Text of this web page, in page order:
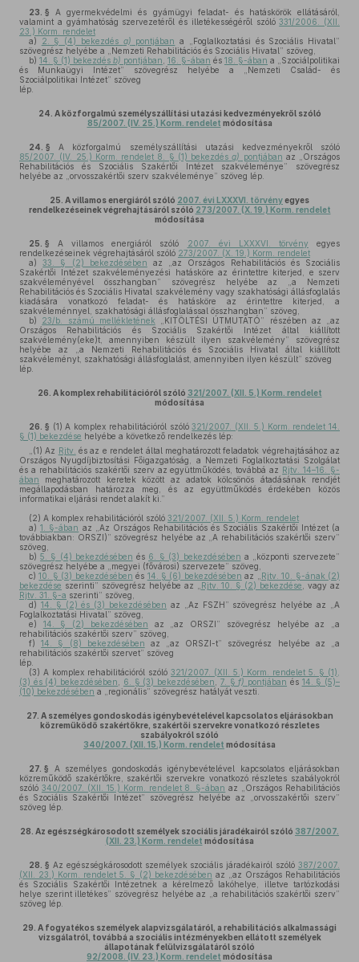
23. § A gyermekvédelmi és gyámügyi feladat- és hatáskörök ellátásáról,
valamint a gyámhatóság szervezetéről és illetékességéről szóló331/2006. (XII.
23.) Korm. rendelet
a)
2. § (4) bekezdés a) pontjában a „Foglalkoztatási és Szociális Hivatal”
szövegrész helyébe a „Nemzeti Rehabilitációs és Szociális Hivatal” szöveg,
b) 14. § (1) bekezdés b) pontjában 16. §-ában és 18. §-ában a „Szociálpolitikai
és Munkaügyi Intézet” szövegrész helyébe a „Nemzeti Család- és
Szociálpolitikai Intézet” szöveg
lép.
24. A közforgalmú személyszállítási utazási kedvezményekről szóló
85/2007. (IV. 25.) Korm. rendelet módosítása
24. § A közforgalmú személyszállítási utazási kedvezményekről szóló
85/2007. (IV. 25.) Korm. rendelet 8. § (1) bekezdésg) pontjában az „Országos
Rehabilitációs és Szociális Szakértői Intézet szakvéleménye” szövegrész
helyébe az „orvosszakértői szerv szakvéleménye” szöveg lép.
25. A villamos energiáról szóló 2007. évi LXXXVI. törvényegyes
rendelkezéseinek végrehajtásáról szóló 273/2007. (X. 19.) Korm. rendelet
módosítása
25. § A villamos energiáról szóló 2007. évi LXXXVI. törvény egyes
rendelkezéseinek végrehajtásáról szóló 273/2007. (X. 19.) Korm. rendelet
a)
33. § (2) bekezdésében az „az Országos Rehabilitációs és Szociális
Szakértői Intézet szakvéleményezési hatásköre az érintettre kiterjed, e szerv
szakvéleményével összhangban” szövegrész helyébe az „a Nemzeti
Rehabilitációs és Szociális Hivatal szakvélemény vagy szakhatósági állásfoglalás
kiadására vonatkozó feladat- és hatásköre az érintettre kiterjed, a
szakvéleménnyel, szakhatósági állásfoglalással összhangban” szöveg,
b)
23/b. számú mellékletének „KITÖLTÉSI ÚTMUTATÓ” részében az „az
Országos Rehabilitációs és Szociális Szakértői Intézet által kiállított
szakvélemény(eke)t, amennyiben készült ilyen szakvélemény” szövegrész
helyébe az „a Nemzeti Rehabilitációs és Szociális Hivatal által kiállított
szakvéleményt, szakhatósági állásfoglalást, amennyiben ilyen készült” szöveg
lép.
26. A komplex rehabilitációról szóló 321/2007. (XII. 5.) Korm. rendelet
módosítása
26. § (1) A komplex rehabilitációról szóló321/2007. (XII. 5.) Korm. rendelet 14.
§ (1) bekezdése helyébe a következő rendelkezés lép:
„(1) Az Rjtv. és az e rendelet által meghatározott feladatok végrehajtásához az
Országos Nyugdíjbiztosítási Főigazgatóság, a Nemzeti Foglalkoztatási Szolgálat
és a rehabilitációs szakértői szerv az együttműködés, továbbá az Rjtv. 14–16. §-
ában meghatározott keretek között az adatok kölcsönös átadásának rendjét
megállapodásban határozza meg, és az együttműködés érdekében közös
informatikai eljárási rendet alakít ki.”
(2) A komplex rehabilitációról szóló 321/2007. (XII. 5.) Korm. rendelet
a) 1. §-ában az „Az Országos Rehabilitációs és Szociális Szakértői Intézet (a
továbbiakban: ORSZI)” szövegrész helyébe az „A rehabilitációs szakértői szerv”
szöveg,
b) 5. § (4) bekezdésében és 6. § (3) bekezdésében a „központi szervezete”
szövegrész helyébe a „megyei (fővárosi) szervezete” szöveg,
c) 10. § (3) bekezdésében és 14. § (6) bekezdésében az „
Rjtv. 10. §-ának (2)
bekezdése szerinti” szövegrész helyébe az „ Rjtv. 10. § (2) bekezdése , vagy az
Rjtv. 31. §-a szerinti” szöveg,
d) 14. § (2) és (3) bekezdésében az „Az FSZH” szövegrész helyébe az „A
Foglalkoztatási Hivatal” szöveg,
e)
14. § (2) bekezdésében az „az ORSZI” szövegrész helyébe az „a
rehabilitációs szakértői szerv” szöveg,
f)
14. § (8) bekezdésében az „az ORSZI-t” szövegrész helyébe az „a
rehabilitációs szakértői szervet” szöveg
lép.
(3) A komplex rehabilitációról szóló 321/2007. (XII. 5.) Korm. rendelet 5. § (1),
(3) és (4) bekezdésében
6. § (3) bekezdésében 7. §f) pontjában és 14. § (5)–
(10) bekezdésében a „regionális” szövegrész hatályát veszti.
27. A személyes gondoskodás igénybevételével kapcsolatos eljárásokban
közreműködő szakértőkre, szakértői szervekre vonatkozó részletes
szabályokról szóló
340/2007. (XII. 15.) Korm. rendelet módosítása
27. § A személyes gondoskodás igénybevételével kapcsolatos eljárásokban
közreműködő szakértőkre, szakértői szervekre vonatkozó részletes szabályokról
szóló 340/2007. (XII. 15.) Korm. rendelet 8. §-ában az „Országos Rehabilitációs
és Szociális Szakértői Intézet” szövegrész helyébe az „orvosszakértői szerv”
szöveg lép.
28. Az egészségkárosodott személyek szociális járadékairól szóló 387/2007.
(XII. 23.) Korm. rendelet módosítása
28. § Az egészségkárosodott személyek szociális járadékairól szóló 387/2007.
(XII. 23.) Korm. rendelet 5. § (2) bekezdésében az „az Országos Rehabilitációs
és Szociális Szakértői Intézetnek a kérelmező lakóhelye, illetve tartózkodási
helye szerint illetékes” szövegrész helyébe az „a rehabilitációs szakértői szerv”
szöveg lép.
29. A fogyatékos személyek alapvizsgálatáról, a rehabilitációs alkalmassági
vizsgálatról, továbbá a szociális intézményekben ellátott személyek
állapotának felülvizsgálatáról szóló
92/2008. (IV. 23.) Korm. rendelet módosítása